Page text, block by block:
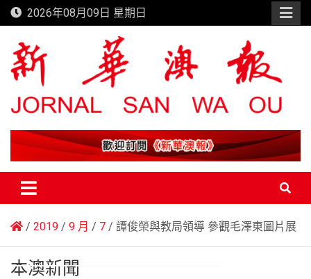
Skip
to
content
2026年08月09日 星期日
新華澳報
2019 9 月 7 譚俊榮與教局領導 參觀毛澤東圖片展
本澳新聞